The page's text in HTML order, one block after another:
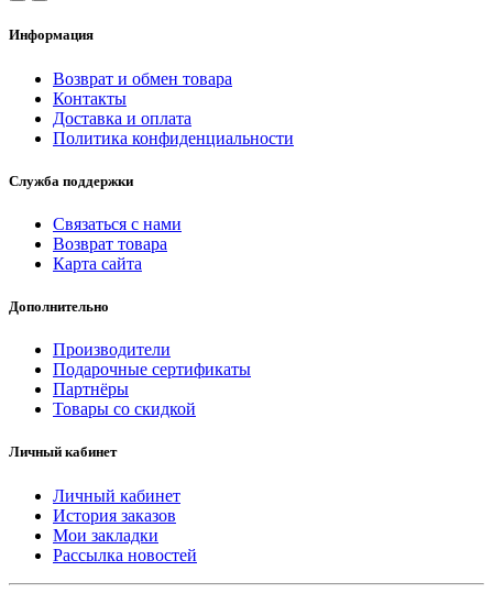
Информация
Возврат и обмен товара
Контакты
Доставка и оплата
Политика конфиденциальности
Служба поддержки
Связаться с нами
Возврат товара
Карта сайта
Дополнительно
Производители
Подарочные сертификаты
Партнёры
Товары со скидкой
Личный кабинет
Личный кабинет
История заказов
Мои закладки
Рассылка новостей